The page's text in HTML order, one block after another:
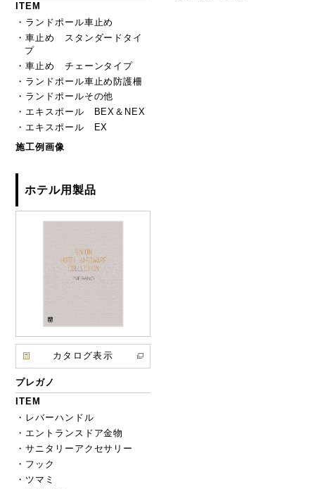
ITEM
・ランドポール車止め
・車止め スタンダードタイ
プ
・車止め チェーンタイプ
・ランドポール車止め防護柵
・ランドポールその他
・エキスポール BEX＆NEX
・エキスポール EX
施工例画像
ホテル用製品
カタログ表示
プレガノ
ITEM
・レバーハンドル
・エントランスドア金物
・サニタリーアクセサリー
・フック
・ツマミ